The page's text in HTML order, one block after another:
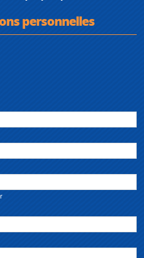
personnelles